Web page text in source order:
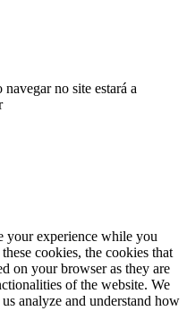
no site estará a
your experience while you
cookies, the cookies that
on your browser as they are
of the website. We
analyze and understand how